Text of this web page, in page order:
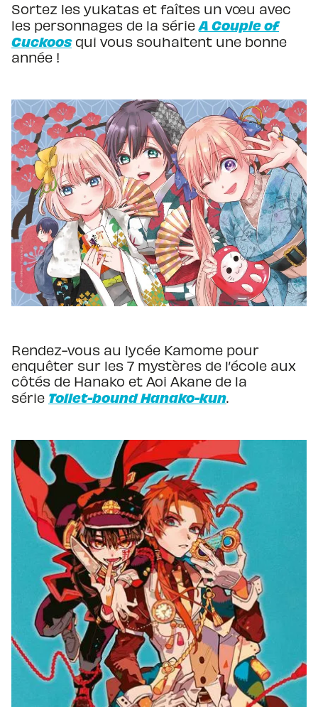
Sortez les yukatas et faîtes un vœu avec
les personnages de la sérieA Couple of
Cuckoosqui vous souhaitent une bonne
année !
Rendez-vous au lycée Kamome pour
enquêter sur les 7 mystères de l’école aux
côtés de Hanako et Aoi Akane de la
série Toilet-bound Hanako-kun.